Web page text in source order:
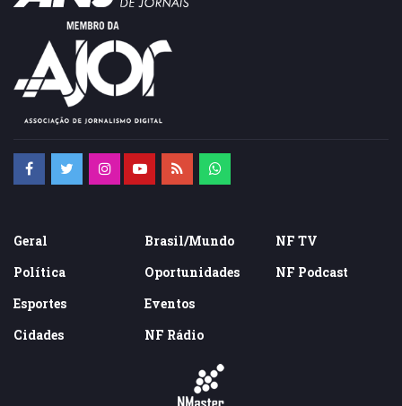
Geral
Política
Esportes
Cidades
Brasil/Mundo
Oportunidades
Eventos
NF Rádio
NF TV
NF Podcast